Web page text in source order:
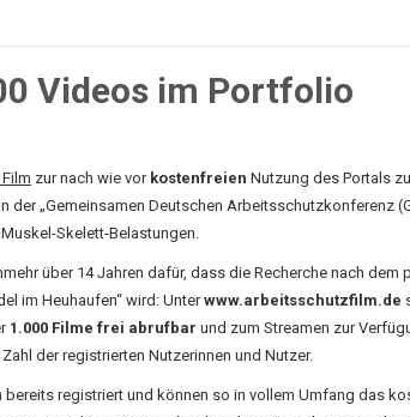
Videos im Portfolio
Film zur nach wie vor kostenfreien Nutzung des Portals
der „Gemeinsamen Deutschen Arbeitsschutzkonferenz
Skelett-Belastungen.
über 14 Jahren dafür, dass die Recherche nach dem
im Heuhaufen“ wird: Unterwww.arbeitsschutzfilm.de
1.000 Filme frei abrufbar und zum Streamen zur
der registrierten Nutzerinnen und Nutzer.
bereits registriert und können so in vollem Umfang das